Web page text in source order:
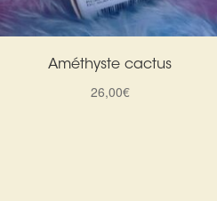
Améthyste cactus
26,00€